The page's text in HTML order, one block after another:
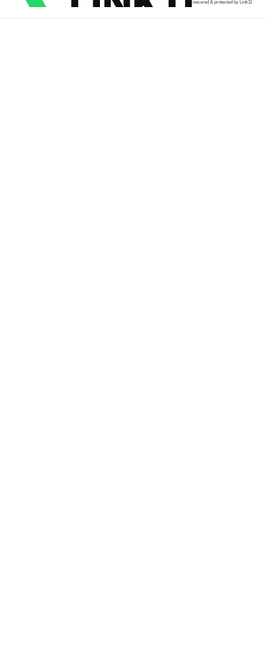
secured & protected by Link11